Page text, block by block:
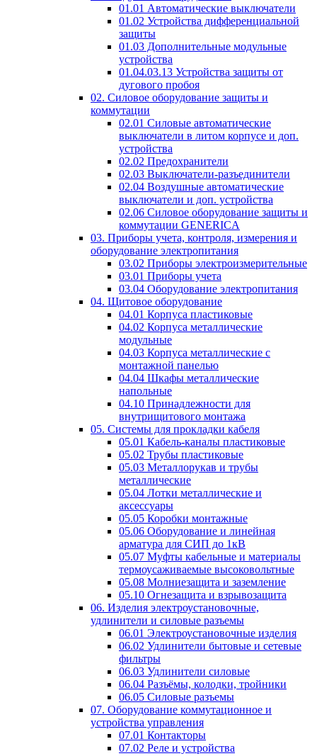
01.01 Автоматические выключатели
01.02 Устройства дифференциальной
защиты
01.03 Дополнительные модульные
устройства
01.04.03.13 Устройства защиты от
дугового пробоя
02. Силовое оборудование защиты и
коммутации
02.01 Силовые автоматические
выключатели в литом корпусе и доп.
устройства
02.02 Предохранители
02.03 Выключатели-разъединители
02.04 Воздушные автоматические
выключатели и доп. устройства
02.06 Силовое оборудование защиты и
коммутации GENERICA
03. Приборы учета, контроля, измерения и
оборудование электропитания
03.02 Приборы электроизмерительные
03.01 Приборы учета
03.04 Оборудование электропитания
04. Щитовое оборудование
04.01 Корпуса пластиковые
04.02 Корпуса металлические
модульные
04.03 Корпуса металлические с
монтажной панелью
04.04 Шкафы металлические
напольные
04.10 Принадлежности для
внутрищитового монтажа
05. Системы для прокладки кабеля
05.01 Кабель-каналы пластиковые
05.02 Трубы пластиковые
05.03 Металлорукав и трубы
металлические
05.04 Лотки металлические и
аксессуары
05.05 Коробки монтажные
05.06 Оборудование и линейная
арматура для СИП до 1кВ
05.07 Муфты кабельные и материалы
термоусаживаемые высоковольтные
05.08 Молниезащита и заземление
05.10 Огнезащита и взрывозащита
06. Изделия электроустановочные,
удлинители и силовые разъемы
06.01 Электроустановочные изделия
06.02 Удлинители бытовые и сетевые
фильтры
06.03 Удлинители силовые
06.04 Разъёмы, колодки, тройники
06.05 Силовые разъемы
07. Оборудование коммутационное и
устройства управления
07.01 Контакторы
07.02 Реле и устройства